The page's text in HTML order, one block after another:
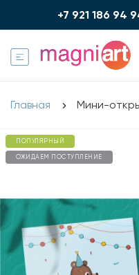
+7 921 186 94
Главная Мини-
ПОПУЛЯРНЫЙ
ОЖИДАЕМ ПОСТУПЛЕНИЕ